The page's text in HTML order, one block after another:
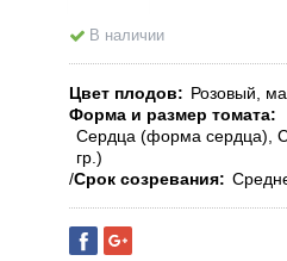
В наличии
Цвет плодов
Розовый,
Форма и размер томата
Сердца (форма сердца),
гр.)
Срок созревания